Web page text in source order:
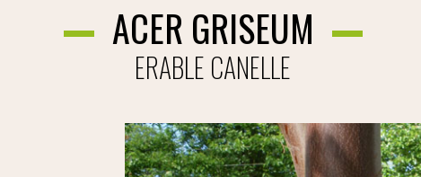
ACER GRISEUM
ERABLE CANELLE